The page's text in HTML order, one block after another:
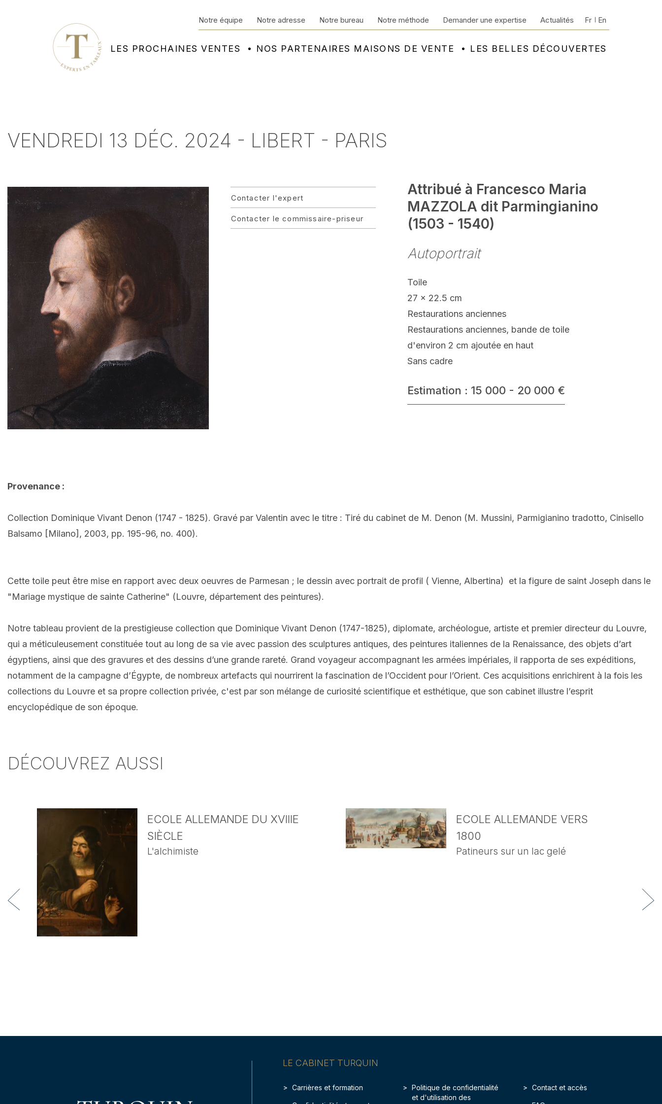
LES PROCHAINES VENTES NOS PARTENAIRES MAISONS DE VENTE LES BELLES DÉCOUVERTES
Notre équipe Notre adresse Notre bureau Notre méthode Demander une expertise Actualités Fr En
VENDREDI 13 DÉC. 2024 - LIBERT - PARIS
Contacter l'expert
Contacter le commissaire-priseur
Attribué à Francesco Maria
MAZZOLA dit Parmingianino
(1503 - 1540)
Autoportrait
Toile
27 x 22.5 cm
Restaurations anciennes
Restaurations anciennes, bande de toile
d'environ 2 cm ajoutée en haut
Sans cadre
Estimation : 15 000 - 20 000 €
Provenance :
Collection Dominique Vivant Denon (1747 - 1825). Gravé par Valentin avec le titre : Tiré du cabinet de M. Denon (M. Mussini, Parmigianino tradotto, Cinisello
Balsamo [Milano], 2003, pp. 195-96, no. 400).
Cette toile peut être mise en rapport avec deux oeuvres de Parmesan ; le dessin avec portrait de profil ( Vienne, Albertina) et la figure de saint Joseph dans le
"Mariage mystique de sainte Catherine" (Louvre, département des peintures).
Notre tableau provient de la prestigieuse collection que Dominique Vivant Denon (1747-1825), diplomate, archéologue, artiste et premier directeur du Louvre,
qui a méticuleusement constituée tout au long de sa vie avec passion des sculptures antiques, des peintures italiennes de la Renaissance, des objets d’art
égyptiens, ainsi que des gravures et des dessins d’une grande rareté. Grand voyageur accompagnant les armées impériales, il rapporta de ses expéditions,
notamment de la campagne d’Égypte, de nombreux artefacts qui nourrirent la fascination de l’Occident pour l’Orient. Ces acquisitions enrichirent à la fois les
collections du Louvre et sa propre collection privée, c'est par son mélange de curiosité scientifique et esthétique, que son cabinet illustre l’esprit
encyclopédique de son époque.
DÉCOUVREZ AUSSI
ECOLE ALLEMANDE DU XVIIIE
SIÈCLE
L'alchimiste
ECOLE ALLEMANDE VERS
1800
Patineurs sur un lac gelé
LE CABINET TURQUIN
Carrières et formation
Politique de confidentialité
et d'utilisation des
Contact et accès